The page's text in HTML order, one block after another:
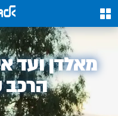
0
אלדן
מאלדן ועד